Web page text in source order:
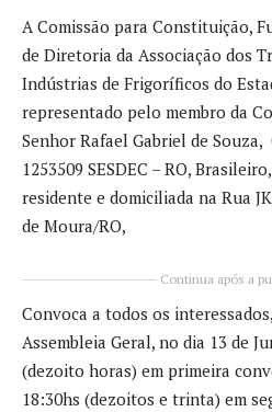
A Comissão para Constituição,
de Diretoria da Associação dos
Indústrias de Frigoríficos do
representado pelo membro da
Senhor Rafael Gabriel de Souza,
1253509 SESDEC – RO,
residente e domiciliada na Rua
de Moura/RO,
Continua após a
Convoca a todos os
Assembleia Geral, no dia 13 de
(dezoito horas) em primeira
18:30hs (dezoitos e trinta) em